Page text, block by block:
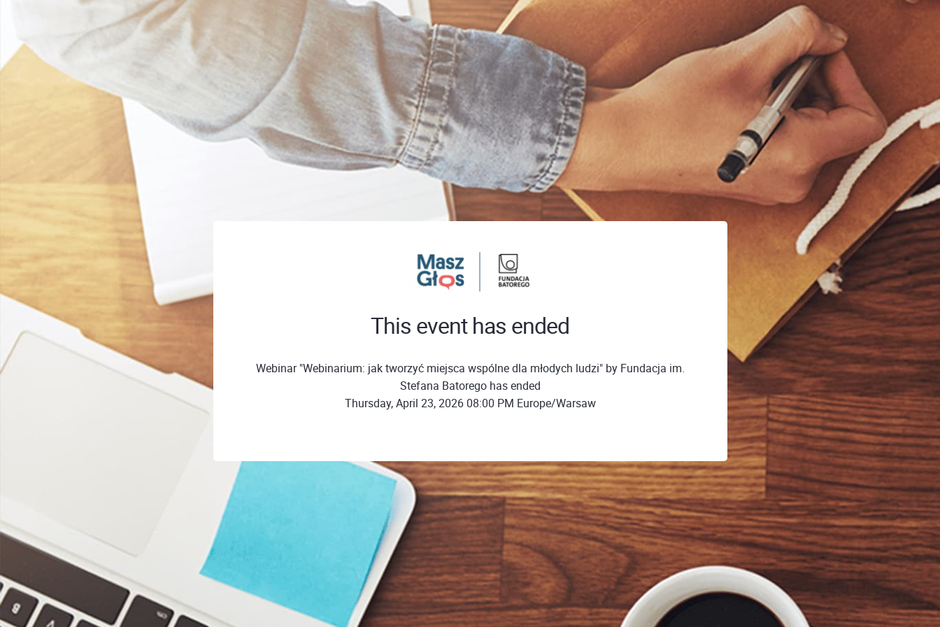
This event has ended
Webinar "Webinarium: jak tworzyć miejsca wspólne dla młodych ludzi" by Fundacja im.
Stefana Batorego has ended
Thursday, April 23, 2026 08:00 PM Europe/Warsaw